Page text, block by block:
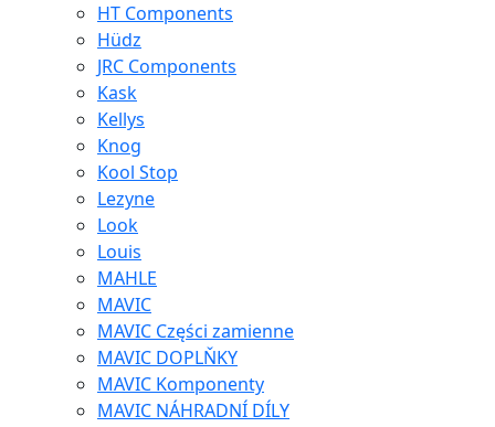
HT Components
Hüdz
JRC Components
Kask
Kellys
Knog
Kool Stop
Lezyne
Look
Louis
MAHLE
MAVIC
MAVIC Części zamienne
MAVIC DOPLŇKY
MAVIC Komponenty
MAVIC NÁHRADNÍ DÍLY